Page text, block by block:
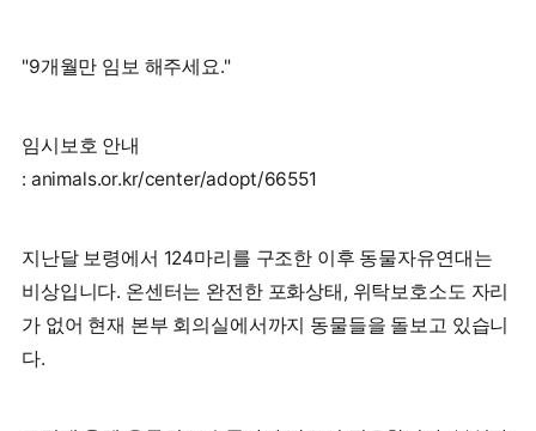
"9개월만 임보 해주세요."
임시보호 안내
: animals.or.kr/center/adopt/66551
지난달 보령에서 124마리를 구조한 이후 동물자유연대는
비상입니다. 온센터는 완전한 포화상태, 위탁보호소도 자리
가 없어 현재 본부 회의실에서까지 동물들을 돌보고 있습니
다.